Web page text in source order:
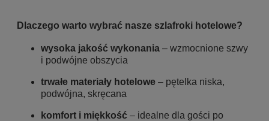
Dlaczego warto wybrać nasze szlafroki hotelowe?
wysoka jakość wykonania – wzmocnione szwy
i podwójne obszycia
trwałe materiały hotelowe – pętelka niska,
podwójna, skręcana
komfort i miękkość – idealne dla gości po